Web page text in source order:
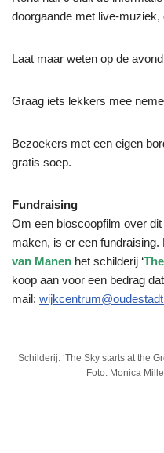
doorgaande met live-
Laat maar weten op de
Graag iets lekkers mee
Bezoekers met een eigen
gratis soep.
Fundraising
Om een bioscoopfilm over
maken, is er een fundraising.
van Manen het schilderij ‘
koop aan voor een bedrag
mail:
Schilderij: ‘The Sky starts at the
Foto: Monica